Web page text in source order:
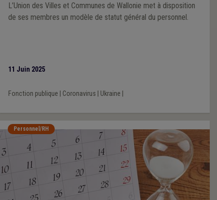
L’Union des Villes et Communes de Wallonie met à disposition
de ses membres un modèle de statut général du personnel.
11 Juin 2025
Fonction publique Coronavirus Ukraine
Personnel/RH